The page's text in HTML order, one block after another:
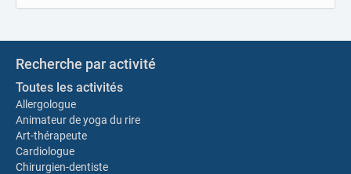
Recherche par activité
Toutes les activités
Allergologue
Animateur de yoga du rire
Art-thérapeute
Cardiologue
Chirurgien-dentiste